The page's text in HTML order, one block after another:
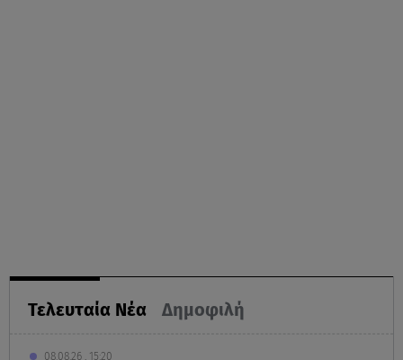
Τελευταία Νέα Δημοφιλή
08.08.26 , 15:20